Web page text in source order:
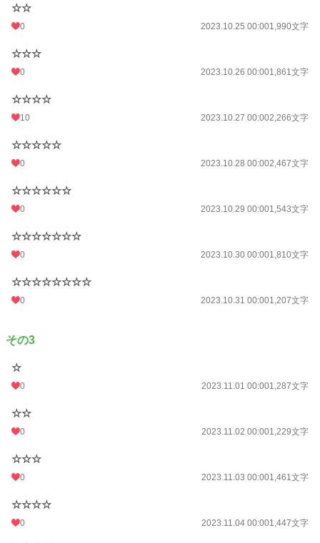
☆☆
0 2023.10.25 00:001,990文字
☆☆☆
0 2023.10.26 00:001,861文字
☆☆☆☆
10 2023.10.27 00:002,266文字
☆☆☆☆☆
0 2023.10.28 00:002,467文字
☆☆☆☆☆☆
0 2023.10.29 00:001,543文字
☆☆☆☆☆☆☆
0 2023.10.30 00:001,810文字
☆☆☆☆☆☆☆☆
0 2023.10.31 00:001,207文字
その3
☆
0 2023.11.01 00:001,287文字
☆☆
0 2023.11.02 00:001,229文字
☆☆☆
0 2023.11.03 00:001,461文字
☆☆☆☆
0 2023.11.04 00:001,447文字